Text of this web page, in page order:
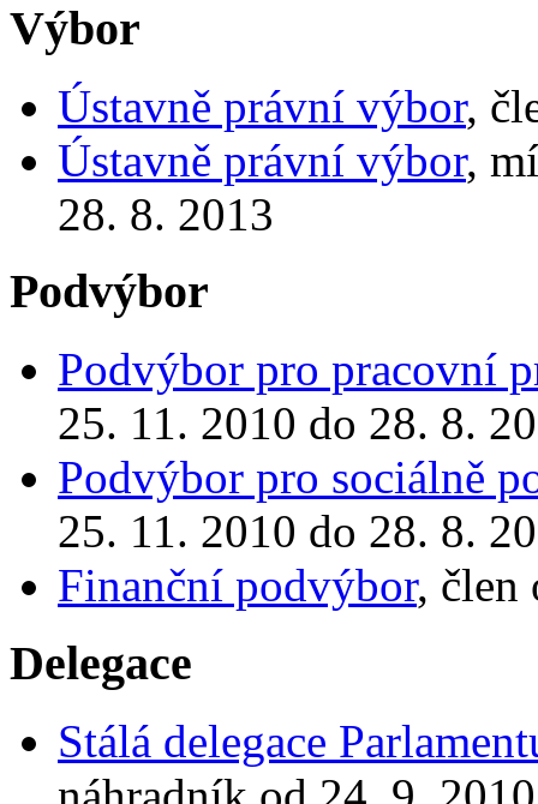
Výbor
Ústavně právní výbor,
Ústavně právní výbor,
28. 8. 2013
Podvýbor
Podvýbor pro pracovní
25. 11. 2010 do 28. 8.
Podvýbor pro sociálně
25. 11. 2010 do 28. 8.
Finanční podvýbor, člen
Delegace
Stálá delegace